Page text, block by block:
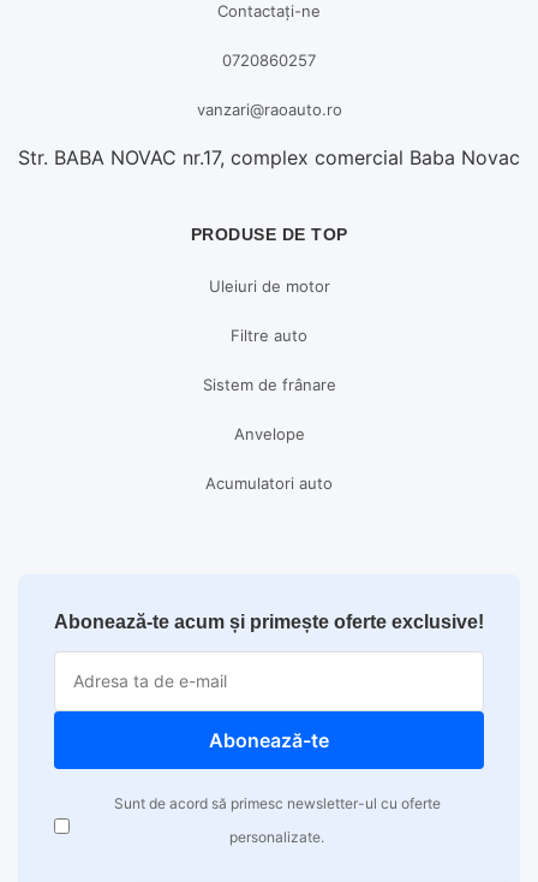
Contactați-ne
0720860257
vanzari@raoauto.ro
Str. BABA NOVAC nr.17, complex comercial Baba Novac
PRODUSE DE TOP
Uleiuri de motor
Filtre auto
Sistem de frânare
Anvelope
Acumulatori auto
Abonează-te acum și primește oferte exclusive!
Abonează-te
Sunt de acord să primesc newsletter-ul cu oferte
personalizate.